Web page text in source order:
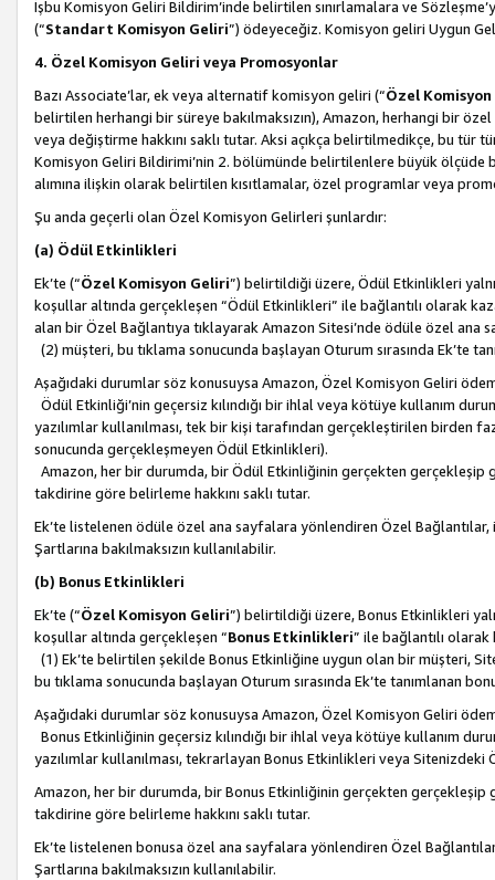
İşbu Komisyon Geliri Bildirim’inde belirtilen sınırlamalara ve
(“Standart Komisyon Geliri”) ödeyeceğiz. Komisyon geliri Uygun
4. Özel Komisyon Geliri veya Promosyonlar
Bazı Associate’lar, ek veya alternatif komisyon geliri (“Özel
belirtilen herhangi bir süreye bakılmaksızın), Amazon, herhangi bir
veya değiştirme hakkını saklı tutar. Aksi açıkça belirtilmedikçe, bu tür
Komisyon Geliri Bildirimi’nin 2. bölümünde belirtilenlere büyük ölçüde
alımına ilişkin olarak belirtilen kısıtlamalar, özel programlar veya
Şu anda geçerli olan Özel Komisyon Gelirleri şunlardır:
(a) Ödül Etkinlikleri
Ek’te (“Özel Komisyon Geliri”) belirtildiği üzere, Ödül Etkinlikleri
koşullar altında gerçekleşen “Ödül Etkinlikleri” ile bağlantılı olarak
alan bir Özel Bağlantıya tıklayarak Amazon Sitesi’nde ödüle özel ana
(2) müşteri, bu tıklama sonucunda başlayan Oturum sırasında Ek’te
Aşağıdaki durumlar söz konusuysa Amazon, Özel Komisyon Geliri
Ödül Etkinliği’nin geçersiz kılındığı bir ihlal veya kötüye kullanım
yazılımlar kullanılması, tek bir kişi tarafından gerçekleştirilen
sonucunda gerçekleşmeyen Ödül Etkinlikleri).
Amazon, her bir durumda, bir Ödül Etkinliğinin gerçekten gerçekleşip
takdirine göre belirleme hakkını saklı tutar.
Ek’te listelenen ödüle özel ana sayfalara yönlendiren Özel
Şartlarına bakılmaksızın kullanılabilir.
(b) Bonus Etkinlikleri
Ek’te (“Özel Komisyon Geliri”) belirtildiği üzere, Bonus Etkinlikleri
koşullar altında gerçekleşen “Bonus Etkinlikleri” ile bağlantılı olarak
(1) Ek’te belirtilen şekilde Bonus Etkinliğine uygun olan bir müşteri,
bu tıklama sonucunda başlayan Oturum sırasında Ek’te tanımlanan
Aşağıdaki durumlar söz konusuysa Amazon, Özel Komisyon Geliri
Bonus Etkinliğinin geçersiz kılındığı bir ihlal veya kötüye kullanım
yazılımlar kullanılması, tekrarlayan Bonus Etkinlikleri veya
Amazon, her bir durumda, bir Bonus Etkinliğinin gerçekten gerçekleşip
takdirine göre belirleme hakkını saklı tutar.
Ek’te listelenen bonusa özel ana sayfalara yönlendiren Özel
Şartlarına bakılmaksızın kullanılabilir.